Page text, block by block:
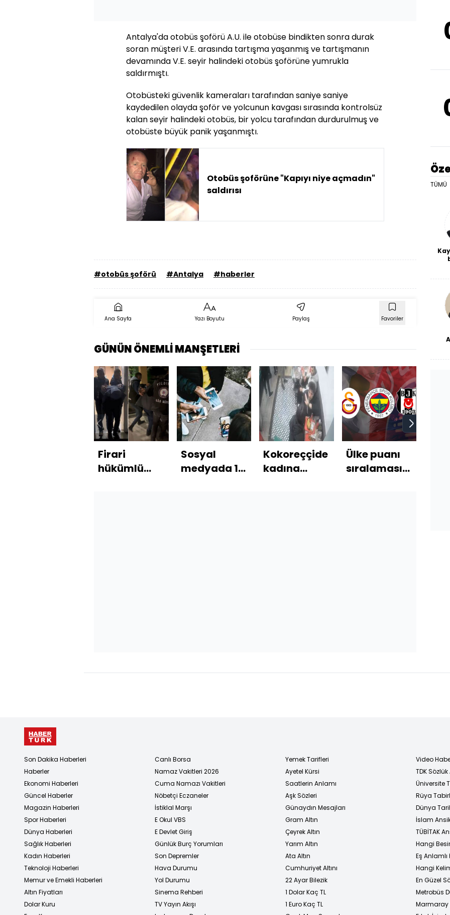
Antalya'da otobüs şoförü A.U. ile otobüse bindikten sonra durak
soran müşteri V.E. arasında tartışma yaşanmış ve tartışmanın
devamında V.E. seyir halindeki otobüs şoförüne yumrukla
saldırmıştı.
Otobüsteki güvenlik kameraları tarafından saniye saniye
kaydedilen olayda şoför ve yolcunun kavgası sırasında kontrolsüz
kalan seyir halindeki otobüs, bir yolcu tarafından durdurulmuş ve
otobüste büyük panik yaşanmıştı.
Otobüs şoförüne "Kapıyı niye açmadın"
saldırısı
#otobüs şoförü #Antalya #haberler
Ana Sayfa Yazı Boyutu Paylaş Favoriler
GÜNÜN ÖNEMLİ MANŞETLERİ
Firari
hükümlü
Sosyal
medyada 13
Kokoreççide
kadına
Ülke puanı
sıralamasında
TÜMÜ
Son Dakika Haberleri
Haberler
Ekonomi Haberleri
Güncel Haberler
Magazin Haberleri
Spor Haberleri
Dünya Haberleri
Sağlık Haberleri
Kadın Haberleri
Teknoloji Haberleri
Memur ve Emekli Haberleri
Altın Fiyatları
Dolar Kuru
Canlı Borsa
Namaz Vakitleri 2026
Cuma Namazı Vakitleri
Nöbetçi Eczaneler
İstiklal Marşı
E Okul VBS
E Devlet Giriş
Günlük Burç Yorumları
Son Depremler
Hava Durumu
Yol Durumu
Sinema Rehberi
TV Yayın Akışı
Yemek Tarifleri
Ayetel Kürsi
Saatlerin Anlamı
Aşk Sözleri
Günaydın Mesajları
Gram Altın
Çeyrek Altın
Yarım Altın
Ata Altın
Cumhuriyet Altını
22 Ayar Bilezik
1 Dolar Kaç TL
1 Euro Kaç TL
Video
TDK
Üniversite
Rüya
Dünya
İslam
TÜBİTAK
Hangi
Eş
Hangi
En Güzel
Metrobüs
Marmaray